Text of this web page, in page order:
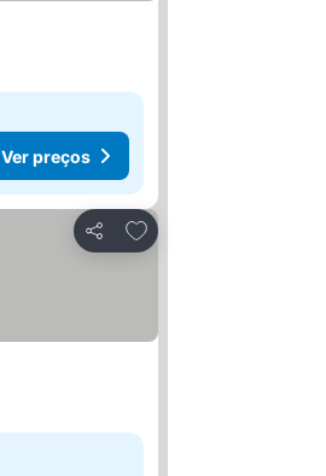
Ver preços
Partilhar
Adicionar aos favoritos